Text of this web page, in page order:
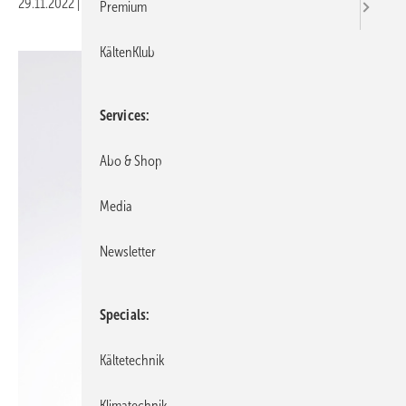
29.11.2022 Veröffentlicht in
Premium
KältenKlub
Services
Abo & Shop
Media
Newsletter
Specials
Kältetechnik